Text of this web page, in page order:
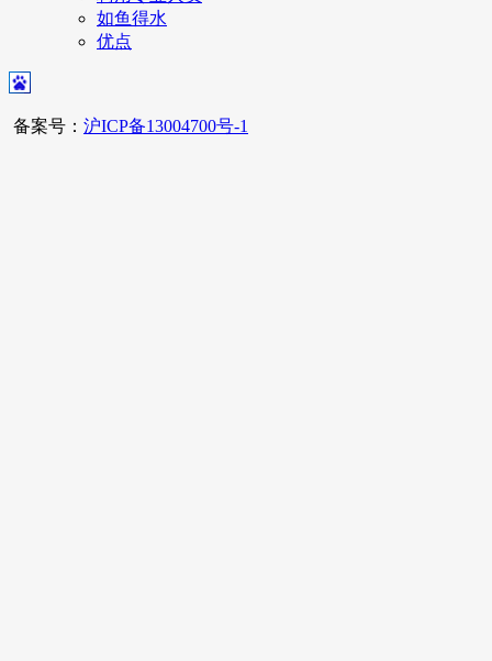
如鱼得水
优点
备案号： 沪ICP备13004700号-1